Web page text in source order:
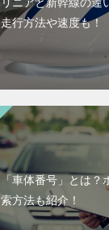
走行方法や速度も！
「車体番号」とは
索方法も紹介！